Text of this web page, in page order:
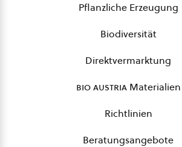
Pflanzliche Erzeugung
Biodiversität
Direktvermarktung
bio austriaMaterialien
Richtlinien
Beratungsangebote